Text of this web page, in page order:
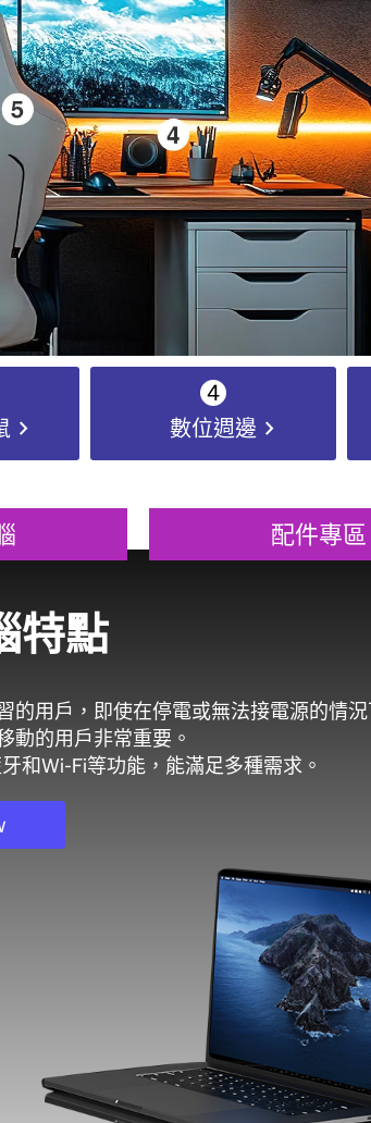
chevron_right 數位週邊 chevron_right
配件專區
特點
用戶，即使在停電或無法接電源的情況
動的用戶非常重要。
和Wi-Fi等功能，能滿足多種需求。